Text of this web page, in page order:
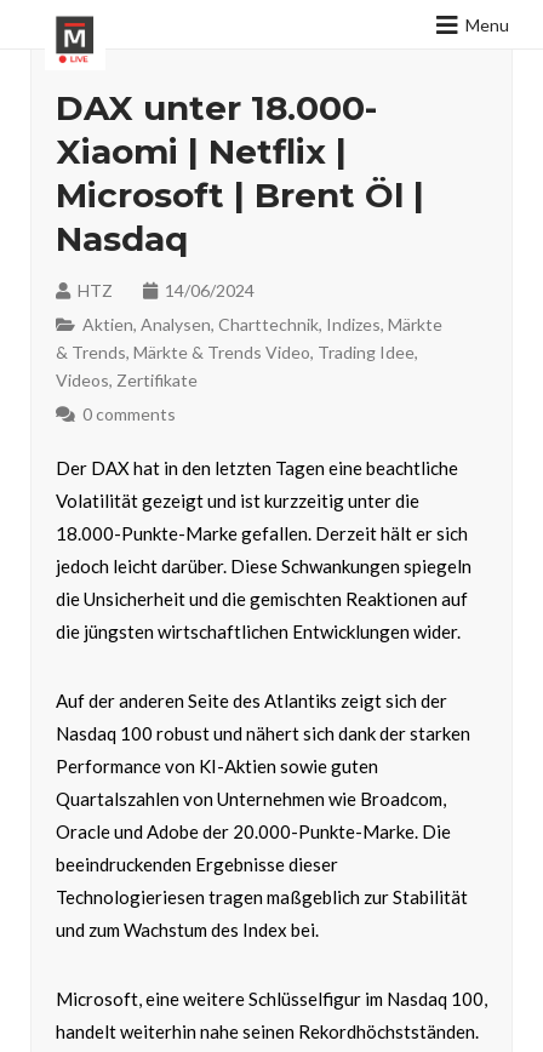
Menu
DAX unter 18.000-
Xiaomi | Netflix |
Microsoft | Brent Öl |
Nasdaq
HTZ
14/06/2024
Aktien, Analysen, Charttechnik, Indizes, Märkte
& Trends, Märkte & Trends Video, Trading Idee,
Videos, Zertifikate
0 comments
Der DAX hat in den letzten Tagen eine beachtliche
Volatilität gezeigt und ist kurzzeitig unter die
18.000-Punkte-Marke gefallen. Derzeit hält er sich
jedoch leicht darüber. Diese Schwankungen spiegeln
die Unsicherheit und die gemischten Reaktionen auf
die jüngsten wirtschaftlichen Entwicklungen wider.
Auf der anderen Seite des Atlantiks zeigt sich der
Nasdaq 100 robust und nähert sich dank der starken
Performance von KI-Aktien sowie guten
Quartalszahlen von Unternehmen wie Broadcom,
Oracle und Adobe der 20.000-Punkte-Marke. Die
beeindruckenden Ergebnisse dieser
Technologieriesen tragen maßgeblich zur Stabilität
und zum Wachstum des Index bei.
Microsoft, eine weitere Schlüsselfigur im Nasdaq 100,
handelt weiterhin nahe seinen Rekordhöchstständen.